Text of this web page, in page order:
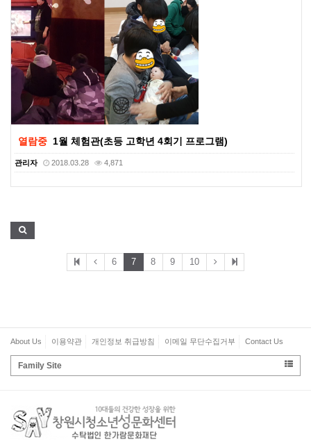
열람중 1월 체험관(초등 고학년 4회기 프로그램)
관리자 2018.03.28 4,871
6 7 8 9 10
About Us 이용약관 개인정보 취급방침 이메일 무단수집거부 Contact Us
Family Site